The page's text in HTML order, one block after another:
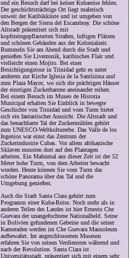
und ein Besuch darf bei keiner Kubareise fehlen.
Der geschichtsträchtige Ort liegt malerisch
unweit der Karibikküste und ist umgeben von
den Bergen der Sierra del Escambray. Die schöne
Altstadt präsentiert sich mit
kopfsteingepflasterten Straßen, luftigen Plätzen
und schönen Gebäuden aus der Kolonialzeit.
Bummeln Sie am Abend durch die Stadt und
genießen Sie Livemusik, karibisches Flair und
vielleicht einen Mojito. Bei einer
Besichtigungstour in Trinidad geht es unter
anderem zur Kirche Iglesia de la Santísima und
zum Plaza Mayor, wo sich die prächtigen Häuser
der einstigen Zuckerbarone aneinander reihen.
Bei einem Besuch im Museo de Historia
Municipal erhalten Sie Einblick in bewegte
Geschichte von Trinidad und vom Turm bietet
sich ein fantastischer Aussicht. Die Altstadt und
das benachbarte Tal der Zuckermühlen gehört
zum UNESCO-Weltkulturerbe. Das Valle de los
Ingenios war einst das Zentrum der
Zuckerindustrie Cubas. Vor allem afrikanische
Sklaven mussten dort auf den Plantagen
arbeiten. Ein Mahnmal aus dieser Zeit ist der 52
Meter hohe Turm, von dem Arbeiter bewacht
wurden. Heute können Sie vom Turm das
schöne Panorama über das Tal und die
Umgebung genießen.
Auch die Stadt Santa Clara gehört zum
Programm einer Kuba-Reise. Noch mehr als in
anderen Teilen des Landes ist hier Ernesto Che
Guevara der unangefochtene Nationalheld. Seine
in Bolivien gefundenen Gebeine und die seiner
Kameraden werden im Che Guevara Mausoleum
aufbewahrt. Im angeschlossenen Museum
erfahren Sie von seinen Verdiensten während und
nach der Revolution. Santa Clara ist
Universitätsstadt, präsentiert sich mit einem sehr